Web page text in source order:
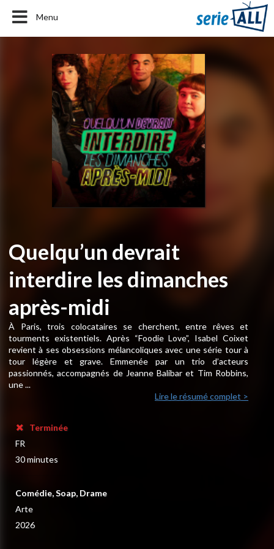
Menu
Quelqu’un devrait
interdire les dimanches
après-midi
À Paris, trois colocataires se cherchent, entre rêves et
tourments existentiels. Après “Foodie Love”, Isabel Coixet
revient à ses obsessions mélancoliques avec une série tour à
tour légère et grave. Emmenée par un trio d’acteurs
passionnés, accompagnés de Jeanne Balibar et Tim Robbins,
une ...
Lire le résumé complet >
Terminée
FR
30 minutes
Comédie, Soap, Drame
Arte
2026